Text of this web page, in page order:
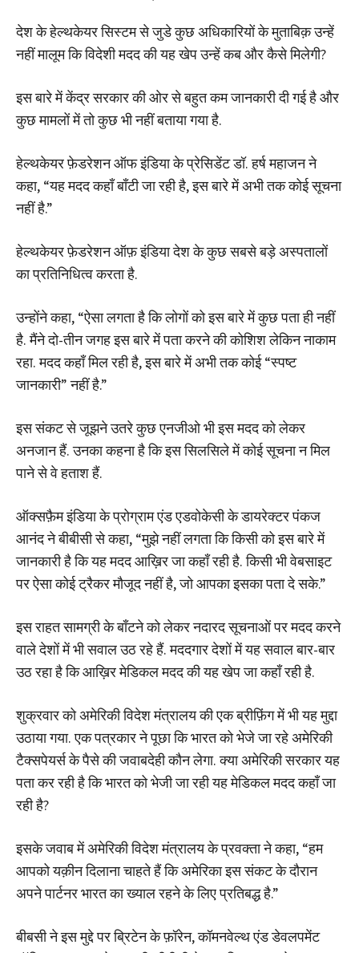
देश के हेल्थकेयर सिस्टम से जुडे कुछ अधिकारियों के मुताबिक़ उन्हें
नहीं मालूम कि विदेशी मदद की यह खेप उन्हें कब और कैसे मिलेगी?
इस बारे में केंद्र सरकार की ओर से बहुत कम जानकारी दी गई है और
कुछ मामलों में तो कुछ भी नहीं बताया गया है.
हेल्थकेयर फ़ेडरेशन ऑफ इंडिया के प्रेसिडेंट डॉ. हर्ष महाजन ने
कहा, “यह मदद कहाँ बाँटी जा रही है, इस बारे में अभी तक कोई सूचना
नहीं है.”
हेल्थकेयर फ़ेडरेशन ऑफ़ इंडिया देश के कुछ सबसे बड़े अस्पतालों
का प्रतिनिधित्व करता है.
उन्होंने कहा, “ऐसा लगता है कि लोगों को इस बारे में कुछ पता ही नहीं
है. मैंने दो-तीन जगह इस बारे में पता करने की कोशिश लेकिन नाकाम
रहा. मदद कहाँ मिल रही है, इस बारे में अभी तक कोई “स्पष्ट
जानकारी” नहीं है.”
इस संकट से जूझने उतरे कुछ एनजीओ भी इस मदद को लेकर
अनजान हैं. उनका कहना है कि इस सिलसिले में कोई सूचना न मिल
पाने से वे हताश हैं.
ऑक्सफ़ैम इंडिया के प्रोग्राम एंड एडवोकेसी के डायरेक्टर पंकज
आनंद ने बीबीसी से कहा, “मुझे नहीं लगता कि किसी को इस बारे में
जानकारी है कि यह मदद आख़िर जा कहाँ रही है. किसी भी वेबसाइट
पर ऐसा कोई ट्रैकर मौजूद नहीं है, जो आपका इसका पता दे सके.”
इस राहत सामग्री के बाँटने को लेकर नदारद सूचनाओं पर मदद करने
वाले देशों में भी सवाल उठ रहे हैं. मददगार देशों में यह सवाल बार-बार
उठ रहा है कि आख़िर मेडिकल मदद की यह खेप जा कहाँ रही है.
शुक्रवार को अमेरिकी विदेश मंत्रालय की एक ब्रीफ़िंग में भी यह मुद्दा
उठाया गया. एक पत्रकार ने पूछा कि भारत को भेजे जा रहे अमेरिकी
टैक्सपेयर्स के पैसे की जवाबदेही कौन लेगा. क्या अमेरिकी सरकार यह
पता कर रही है कि भारत को भेजी जा रही यह मेडिकल मदद कहाँ जा
रही है?
इसके जवाब में अमेरिकी विदेश मंत्रालय के प्रवक्ता ने कहा, “हम
आपको यक़ीन दिलाना चाहते हैं कि अमेरिका इस संकट के दौरान
अपने पार्टनर भारत का ख्याल रहने के लिए प्रतिबद्ध है.”
बीबसी ने इस मुद्दे पर ब्रिटेन के फ़ॉरेन, कॉमनवेल्थ एंड डेवलपमेंट